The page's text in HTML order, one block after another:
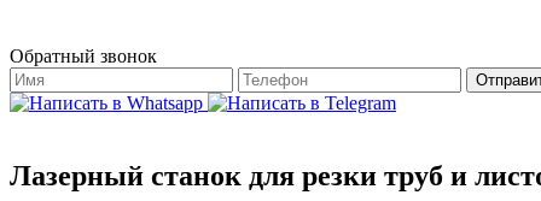
Обратный звонок
Лазерный станок для резки труб и